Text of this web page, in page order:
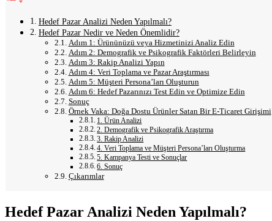
Hedef Pazar Analizi Neden Yapılmalı?
Hedef Pazar Nedir ve Neden Önemlidir?
Adım 1: Ürününüzü veya Hizmetinizi Analiz Edin
Adım 2: Demografik ve Psikografik Faktörleri Belirleyin
Adım 3: Rakip Analizi Yapın
Adım 4: Veri Toplama ve Pazar Araştırması
Adım 5: Müşteri Persona’ları Oluşturun
Adım 6: Hedef Pazarınızı Test Edin ve Optimize Edin
Sonuç
Örnek Vaka: Doğa Dostu Ürünler Satan Bir E-Ticaret Girişimi
1. Ürün Analizi
2. Demografik ve Psikografik Araştırma
3. Rakip Analizi
4. Veri Toplama ve Müşteri Persona’ları Oluşturma
5. Kampanya Testi ve Sonuçlar
6. Sonuç
Çıkarımlar
Hedef Pazar Analizi Neden Yapılmalı?